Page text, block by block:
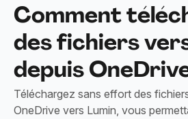
Comment
des fichiers
depuis
Téléchargez sans effort des
OneDrive vers Lumin, vous